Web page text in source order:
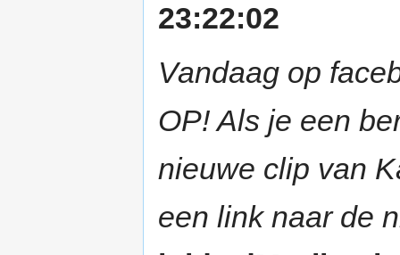
23:22:02
Vandaag op
OP! Als je een
nieuwe clip van
een link naar de